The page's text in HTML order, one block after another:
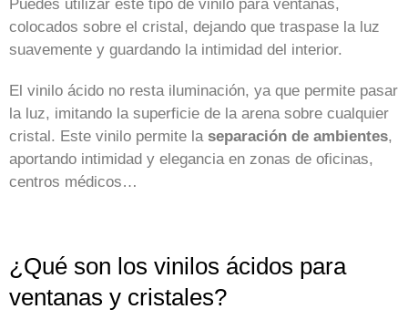
Puedes utilizar este tipo de vinilo para ventanas,
colocados sobre el cristal, dejando que traspase la luz
suavemente y guardando la intimidad del interior.
El vinilo ácido no resta iluminación, ya que permite pasar
la luz, imitando la superficie de la arena sobre cualquier
cristal. Este vinilo permite la separación de ambientes,
aportando intimidad y elegancia en zonas de oficinas,
centros médicos…
¿Qué son los vinilos ácidos para
ventanas y cristales?